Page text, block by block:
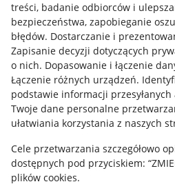
treści, badanie odbiorców i
bezpieczeństwa, zapobieganie
błędów. Dostarczanie i
Zapisanie decyzji dotyczących
o nich. Dopasowanie i łączenie
Łączenie różnych urządzeń.
podstawie informacji
Twoje dane personalne
ułatwiania korzystania z naszych
Cele przetwarzania szczegółowo
dostępnych pod przyciskiem:
plików cookies.
Mapa miejscowości
Informacje prawne
Regulamin
Polityka plików "cookies"
Ustawienia plików "cookies"
Udostępnianie lokalizacji
Informacje dla Aktu o Usługach